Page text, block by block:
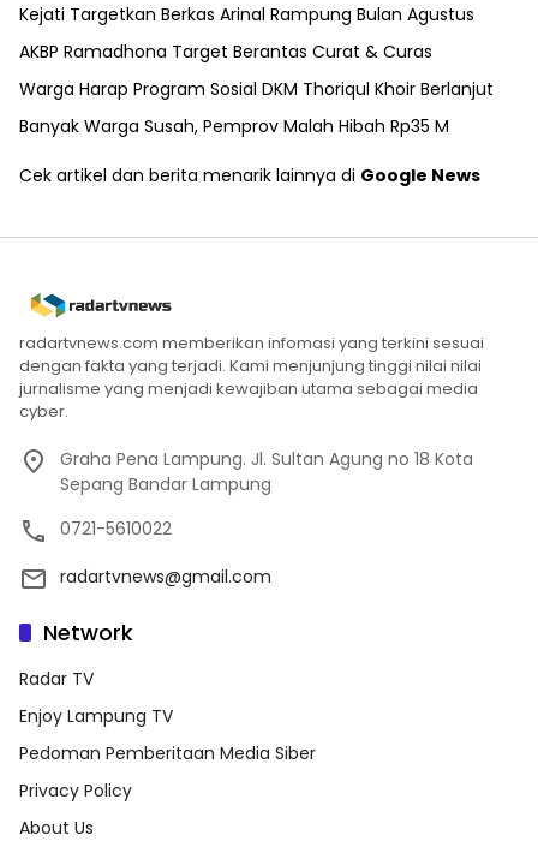
Kejati Targetkan Berkas Arinal Rampung Bulan Agustus
AKBP Ramadhona Target Berantas Curat & Curas
Warga Harap Program Sosial DKM Thoriqul Khoir Berlanjut
Banyak Warga Susah, Pemprov Malah Hibah Rp35 M
Cek artikel dan berita menarik lainnya di Google News
radartvnews.com memberikan infomasi yang terkini sesuai
dengan fakta yang terjadi. Kami menjunjung tinggi nilai nilai
jurnalisme yang menjadi kewajiban utama sebagai media
cyber.
Graha Pena Lampung. Jl. Sultan Agung no 18 Kota
Sepang Bandar Lampung
0721-5610022
radartvnews@gmail.com
Network
Radar TV
Enjoy Lampung TV
Pedoman Pemberitaan Media Siber
Privacy Policy
About Us